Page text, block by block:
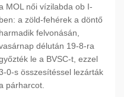
MOL női vízilabda ob I-
ben: a zöld-fehérek a döntő
harmadik felvonásán,
délután 19-8-ra
le a BVSC-t, ezzel
0-s összesítéssel lezárták
párharcot.